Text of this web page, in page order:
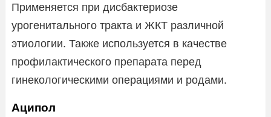
Применяется при дисбактериозе
урогенитального тракта и ЖКТ различной
этиологии. Также используется в качестве
профилактического препарата перед
гинекологическими операциями и родами.
Аципол